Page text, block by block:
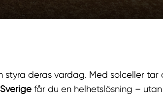
deras vardag. Med solceller tar
får du en helhetslösning –